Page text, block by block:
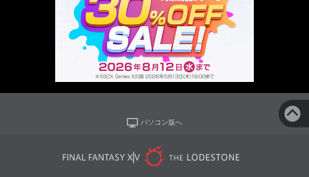
パソコン版へ